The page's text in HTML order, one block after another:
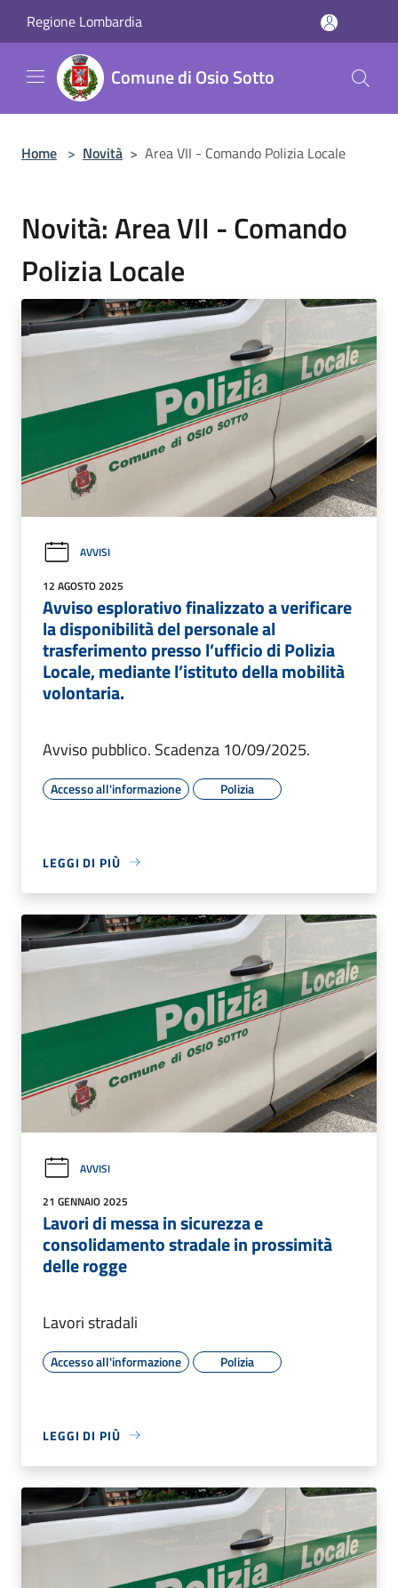
Regione Lombardia
Comune di Osio Sotto
Home > Novità > Area VII - Comando Polizia Locale
Novità: Area VII - Comando
Polizia Locale
AVVISI
12 AGOSTO 2025
Avviso esplorativo finalizzato a verificare
la disponibilità del personale al
trasferimento presso l’ufficio di Polizia
Locale, mediante l’istituto della mobilità
volontaria.
Avviso pubblico. Scadenza 10/09/2025.
Accesso all'informazione Polizia
LEGGI DI PIÙ
AVVISI
21 GENNAIO 2025
Lavori di messa in sicurezza e
consolidamento stradale in prossimità
delle rogge
Lavori stradali
Accesso all'informazione Polizia
LEGGI DI PIÙ